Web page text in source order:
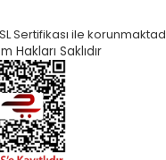
Sertifikası ile
Hakları Saklıdır